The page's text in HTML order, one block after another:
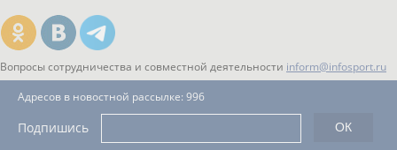
Вопросы сотрудничества и совместной деятельности inform@infosport.ru
Адресов в новостной рассылке: 996
Подпишись